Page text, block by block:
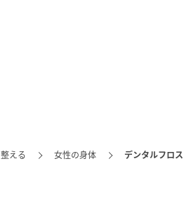
整える 女性の身体 デンタルフロ